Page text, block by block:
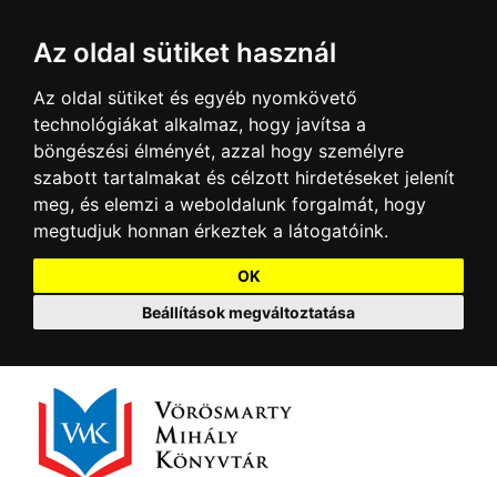
Az oldal sütiket használ
Az oldal sütiket és egyéb nyomkövető
technológiákat alkalmaz, hogy javítsa a
böngészési élményét, azzal hogy személyre
szabott tartalmakat és célzott hirdetéseket jelenít
meg, és elemzi a weboldalunk forgalmát, hogy
megtudjuk honnan érkeztek a látogatóink.
OK
Beállítások megváltoztatása